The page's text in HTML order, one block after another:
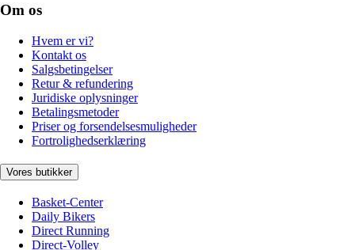
Om os
Hvem er vi?
Kontakt os
Salgsbetingelser
Retur & refundering
Juridiske oplysninger
Betalingsmetoder
Priser og forsendelsesmuligheder
Fortrolighedserklæring
Vores butikker
Basket-Center
Daily Bikers
Direct Running
Direct-Volley